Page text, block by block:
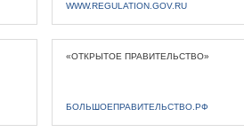
WWW.REGULATION.GOV.RU
«ОТКРЫТОЕ ПРАВИТЕЛЬСТВО»
БОЛЬШОЕПРАВИТЕЛЬСТВО.РФ